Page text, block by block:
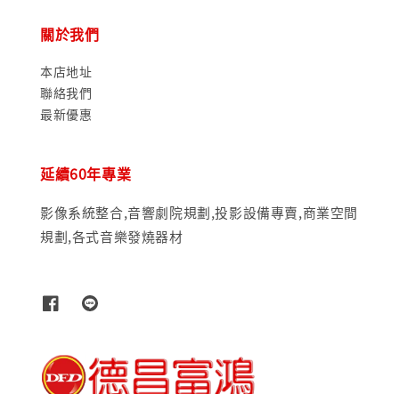
關於我們
本店地址
聯絡我們
最新優惠
延續60年專業
影像系統整合,音響劇院規劃,投影設備專賣,商業空間
規劃,各式音樂發燒器材